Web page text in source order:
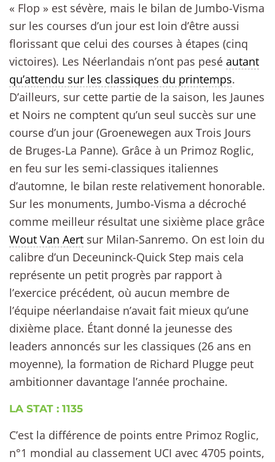
« Flop » est sévère, mais le bilan de Jumbo-Visma
sur les courses d’un jour est loin d’être aussi
florissant que celui des courses à étapes (cinq
victoires). Les Néerlandais n’ont pas pesé autant
qu’attendu sur les classiques du printemps.
D’ailleurs, sur cette partie de la saison, les Jaunes
et Noirs ne comptent qu’un seul succès sur une
course d’un jour (Groenewegen aux Trois Jours
de Bruges-La Panne). Grâce à un Primoz Roglic,
en feu sur les semi-classiques italiennes
d’automne, le bilan reste relativement honorable.
Sur les monuments, Jumbo-Visma a décroché
comme meilleur résultat une sixième place grâce
Wout Van Aert sur Milan-Sanremo. On est loin du
calibre d’un Deceuninck-Quick Step mais cela
représente un petit progrès par rapport à
l’exercice précédent, où aucun membre de
l’équipe néerlandaise n’avait fait mieux qu’une
dixième place. Étant donné la jeunesse des
leaders annoncés sur les classiques (26 ans en
moyenne), la formation de Richard Plugge peut
ambitionner davantage l’année prochaine.
LA STAT : 1135
C’est la différence de points entre Primoz Roglic,
n°1 mondial au classement UCI avec 4705 points,